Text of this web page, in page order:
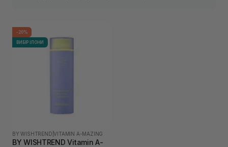
-20%
ВИБІР ІЛОНИ
BY WISHTREND |VITAMIN A-MAZING
BY WISHTREND Vitamin A-